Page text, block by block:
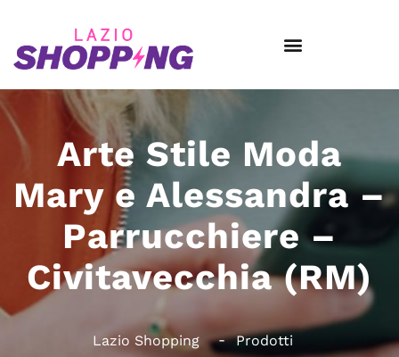
Arte Stile Moda
Mary e Alessandra –
Parrucchiere –
Civitavecchia (RM)
Lazio Shopping Prodotti